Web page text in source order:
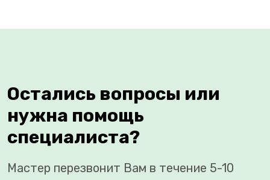
Остались вопросы или
нужна помощь
специалиста?
Мастер перезвонит Вам в течение 5-10